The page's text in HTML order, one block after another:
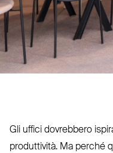
Gli uffici dovrebbero
pro­duttività. Ma perché